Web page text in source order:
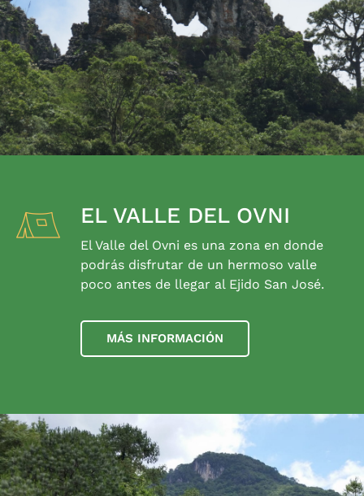
EL VALLE DEL OVNI
El Valle del Ovni es una zona en donde
podrás disfrutar de un hermoso valle
poco antes de llegar al Ejido San José.
MÁS INFORMACIÓN